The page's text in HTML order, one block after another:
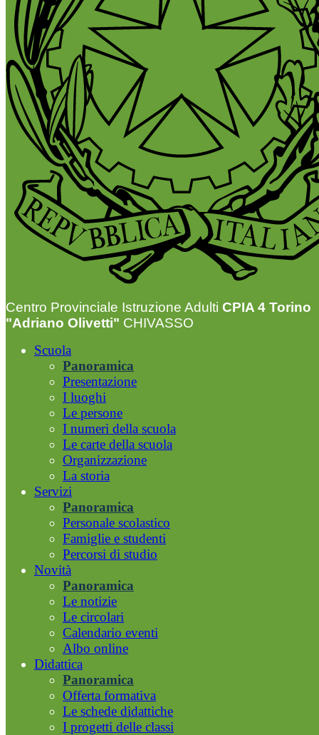
Centro Provinciale Istruzione Adulti CPIA 4 Torino
"Adriano Olivetti" CHIVASSO
Scuola
Panoramica
Presentazione
I luoghi
Le persone
I numeri della scuola
Le carte della scuola
Organizzazione
La storia
Servizi
Panoramica
Personale scolastico
Famiglie e studenti
Percorsi di studio
Novità
Panoramica
Le notizie
Le circolari
Calendario eventi
Albo online
Didattica
Panoramica
Offerta formativa
Le schede didattiche
I progetti delle classi